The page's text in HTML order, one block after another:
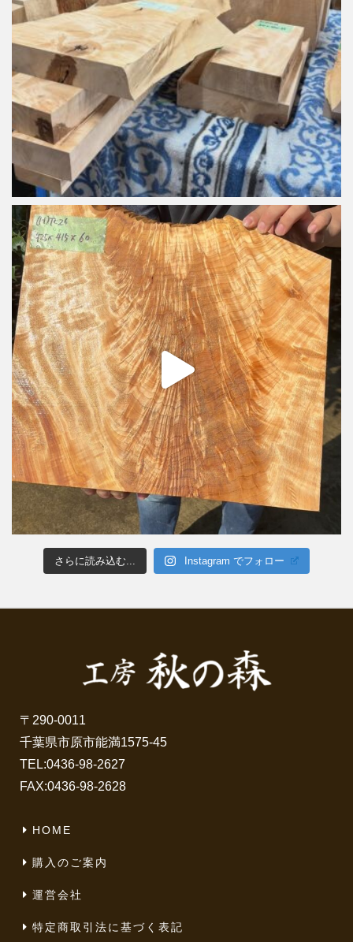
さらに読み込む... Instagram でフォロー
〒290-0011
千葉県市原市能満1575-45
TEL:0436-98-2627
FAX:0436-98-2628
HOME
購入のご案内
運営会社
特定商取引法に基づく表記